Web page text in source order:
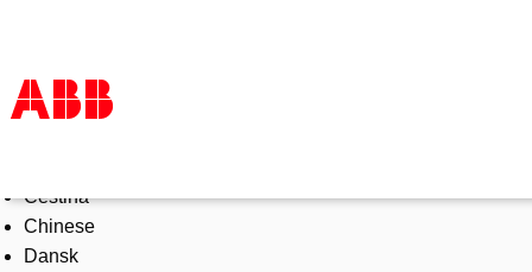
Products & Solutions
Industries
Services
Čeština
Chinese
Dansk